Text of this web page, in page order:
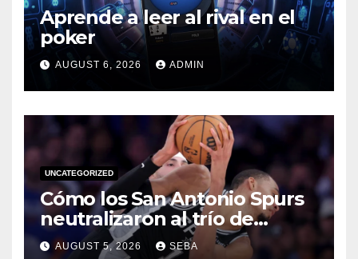
Aprende a leer al rival en el
poker
AUGUST 6, 2026 ADMIN
UNCATEGORIZED
Cómo los San Antonio Spurs
neutralizaron al trío de
estrellas de los Miami Heat
AUGUST 5, 2026 SEBA